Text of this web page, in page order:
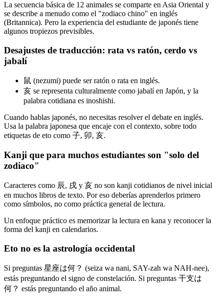
La secuencia básica de 12 animales se comparte en Asia Oriental y
se describe a menudo como el "zodiaco chino" en inglés
(Britannica). Pero la experiencia del estudiante de japonés tiene
algunos tropiezos previsibles.
Desajustes de traducción: rata vs ratón, cerdo vs
jabalí
鼠 (nezumi) puede ser ratón o rata en inglés.
亥 se representa culturalmente como jabalí en Japón, y la
palabra cotidiana es inoshishi.
Cuando hablas japonés, no necesitas resolver el debate en inglés.
Usa la palabra japonesa que encaje con el contexto, sobre todo
etiquetas de eto como 子, 卯, 亥.
Kanji que para muchos estudiantes son "solo del
zodiaco"
Caracteres como 辰, 戌 y 亥 no son kanji cotidianos de nivel inicial
en muchos libros de texto. Por eso deberías aprenderlos primero
como símbolos, no como práctica general de lectura.
Un enfoque práctico es memorizar la lectura en kana y reconocer la
forma del kanji en calendarios.
Eto no es la astrología occidental
Si preguntas 星座は何？ (seiza wa nani, SAY-zah wa NAH-nee),
estás preguntando el signo de constelación. Si preguntas 干支は
何？ estás preguntando el año animal.